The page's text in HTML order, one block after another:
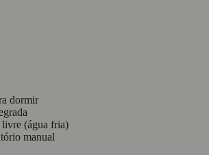
dormir
(água fria)
manual